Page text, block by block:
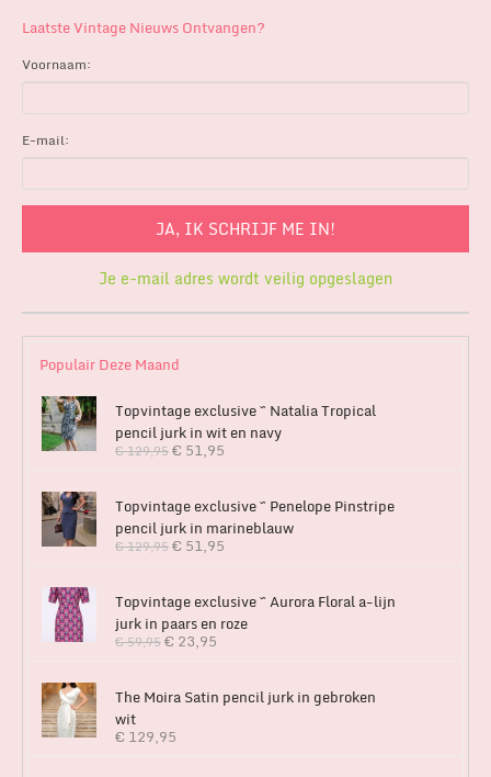
Laatste Vintage Nieuws Ontvangen?
Voornaam:
E-mail:
Je e-mail adres wordt veilig opgeslagen
Populair Deze Maand
Topvintage exclusive ~ Natalia Tropical
pencil jurk in wit en navy
€129,95€ 51,95
Topvintage exclusive ~ Penelope Pinstripe
pencil jurk in marineblauw
€129,95€ 51,95
Topvintage exclusive ~ Aurora Floral a-lijn
jurk in paars en roze
€59,95€ 23,95
The Moira Satin pencil jurk in gebroken
wit
€ 129,95